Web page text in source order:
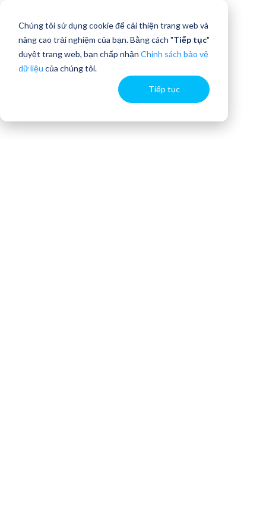
Chúng tôi sử dụng cookie để cải thiện trang web và
nâng cao trải nghiệm của bạn. Bằng cách "Tiếp tục"
duyệt trang web, bạn chấp nhận Chính sách bảo vệ
dữ liệu của chúng tôi.
Tiếp tục